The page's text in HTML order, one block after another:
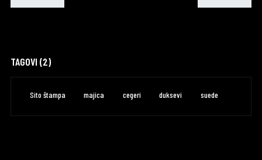
TAGOVI (2)
Sito štampa majica cegeri duksevi suede